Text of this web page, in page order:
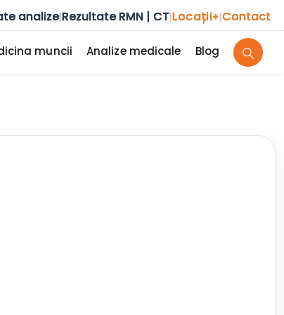
analize|Rezultate RMN | CT|Locații+|Contact
muncii Analize medicale Blog